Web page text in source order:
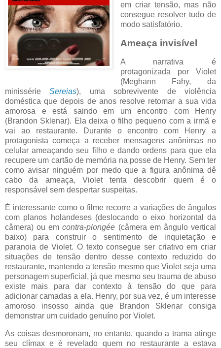
em criar tensão, mas não
consegue resolver tudo de
modo satisfatório.
Ameaça invisível
A narrativa é
protagonizada por Violet
(Meghann Fahy, da
minissérieSereias), uma sobrevivente de violência
doméstica que depois de anos resolve retomar a sua vida
amorosa e está saindo em um encontro com Henry
(Brandon Sklenar). Ela deixa o filho pequeno com a irmã e
vai ao restaurante. Durante o encontro com Henry a
protagonista começa a receber mensagens anônimas no
celular ameaçando seu filho e dando ordens para que ela
recupere um cartão de memória na posse de Henry. Sem ter
como avisar ninguém por medo que a figura anônima dê
cabo da ameaça, Violet tenta descobrir quem é o
responsável sem despertar suspeitas.
É interessante como o filme recorre a variações de ângulos
com planos holandeses (deslocando o eixo horizontal da
câmera) ou emcontra-plongée (câmera em ângulo vertical
baixo) para construir o sentimento de inquietação e
paranoia de Violet. O texto consegue ser criativo em criar
situações de tensão dentro desse contexto reduzido do
restaurante, mantendo a tensão mesmo que Violet seja uma
personagem superficial, já que mesmo seu trauma de abuso
existe mais para dar contexto à tensão do que para
adicionar camadas a ela. Henry, por sua vez, é um interesse
amoroso insosso ainda que Brandon Sklenar consiga
demonstrar um cuidado genuíno por Violet.
As coisas desmoronam, no entanto, quando a trama atinge
seu clímax e é revelado quem no restaurante a estava